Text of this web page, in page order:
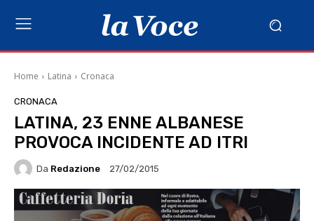
Home Latina Cronaca
CRONACA
LATINA, 23 ENNE ALBANESE
PROVOCA INCIDENTE AD ITRI
Da Redazione 27/02/2015